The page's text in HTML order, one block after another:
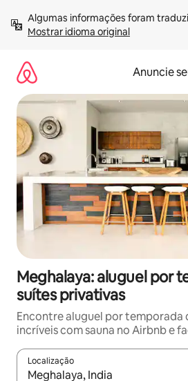
para
Mostrar idioma original
Anuncie
Meghalaya: aluguel por
suítes privativas
Encontre aluguel por temporada
incríveis com sauna no Airbnb e
Localização
Quando os resultados estiverem